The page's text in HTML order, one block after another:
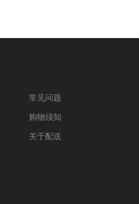
常见问题
购物须知
关于配送